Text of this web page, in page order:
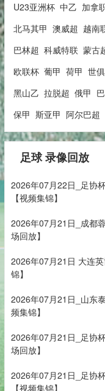
U23亚洲杯 中乙 加拿
北马其甲 澳威超 越南
巴林超 科威特联 蒙古
欧联杯 葡甲 荷甲 世
黑山乙 拉脱超 俄甲
保甲 斯亚甲 阿尔巴超
足球 录像回放
2026年07月22日_足协
【视频集锦】
2026年07月21日_成都
场回放】
2026年07月21日 大连
锦】
2026年07月21日_山东
频集锦】
2026年07月21日_足协
场回放】
2026年07月21日_足协
【视频集锦】